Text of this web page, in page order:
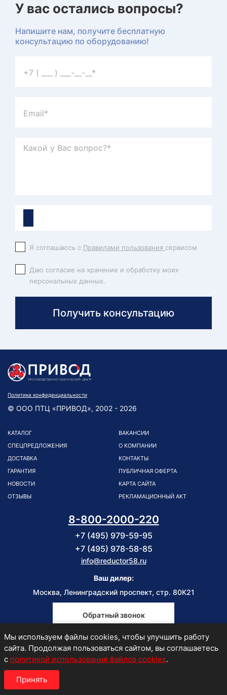
У вас остались вопросы?
Напишите нам, получите бесплатную
консультацию по оборудованию!
Я соглашаюсь с Правилами пользования сервисом
Даю согласие на хранение и обработку моих
персональных данных.
Получить консультацию
Политика конфеденциальности
© ООО ПТЦ «ПРИВОД», 2002 - 2026
КАТАЛОГ
СПЕЦПРЕДЛОЖЕНИЯ
ДОСТАВКА
ГАРАНТИЯ
НОВОСТИ
ОТЗЫВЫ
ВАКАНСИИ
О КОМПАНИИ
КОНТАКТЫ
ПУБЛИЧНАЯ ОФЕРТА
КАРТА САЙТА
РЕКЛАМАЦИОННЫЙ АКТ
8-800-2000-220
+7 (495) 979-59-95
+7 (495) 978-58-85
info@reductor58.ru
Ваш дилер:
Москва, Ленинградский проспект, стр. 80К21
Обратный звонок
Пн-Пт
9:00-18:00
Мы используем файлы cookies, чтобы улучшить работу
сайта. Продолжая пользоваться сайтом, вы соглашаетесь
с политикой использования файлов cookies.
Принять